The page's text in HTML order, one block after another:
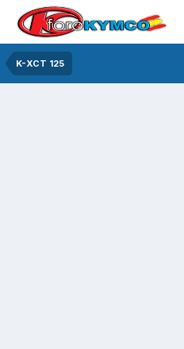
K-XCT 125